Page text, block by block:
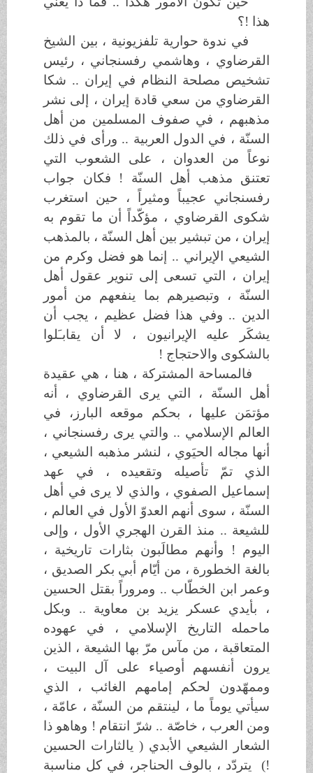
هذا !؟
في ندوة حوارية تلفزيونية ، بين الشيخ
القرضاوي ، وهاشمي رفسنجاني ، رئيس
تشخيص مصلحة النظام في إيران .. شكا
القرضاوي من سعي قادة إيران ، إلى نشر
مذهبهم ، في صفوف المسلمين من أهل
السنّة ، في الدول العربية .. ورأى في ذلك
نوعاً من العدوان ، على الشعوب التي
تعتنق مذهب أهل السنّة ! فكان جواب
رفسنجاني عجيباً ومثيراً ، حين استغرب
شكوى القرضاوي ، مؤكّداً أن ما تقوم به
إيران ، من تبشير بين أهل السنّة ، بالمذهب
الشيعي الإيراني .. إنما هو فضل وكرم من
إيران ، التي تسعى إلى تنوير عقول أهل
السنّة ، وتبصيرهم بما ينفعهم من أمور
الدين .. وفي هذا فضل عظيم ، يجب أن
يشكَر عليه الإيرانيون ، لا أن يقابـَلوا
بالشكوى والاحتجاج !
فالمساحة المشتركة ، هنا ، هي عقيدة
أهل السنّة ، التي يرى القرضاوي ، أنه
مؤتمَن عليها ، بحكم موقعه البارز، في
العالم الإسلامي .. والتي يرى رفسنجاني ،
أنها مجاله الحيَوي ، لنشر مذهبه الشيعي ،
الذي تمّ تأصيله وتقعيده ، في عهد
إسماعيل الصفوي ، والذي لا يرى في أهل
السنّة ، سوى أنهم العدوّ الأول في العالم ،
للشيعة .. منذ القرن الهجري الأول ، وإلى
اليوم ! وأنهم مطالَبون بثارات تاريخية ،
بالغة الخطورة ، من أيّام أبي بكر الصديق ،
وعمر ابن الخطّاب .. ومروراً بقتل الحسين
، بأيدي عسكر يزيد بن معاوية .. وبكل
ماحمله التاريخ الإسلامي ، في عهوده
المتعاقبة ، من مآس مرّ بها الشيعة ، الذين
يرون أنفسهم أوصياء على آل البيت ،
وممهّدون لحكم إمامهم الغائب ، الذي
سيأتي يوماً ما ، لينتقم من السنّة ، عامّة ،
ومن العرب ، خاصّة .. شرّ انتقام ! وهاهو ذا
الشعار الشيعي الأبدي ( يالثارات الحسين
!) يتردّد ، بالوف الحناجر، في كل مناسبة